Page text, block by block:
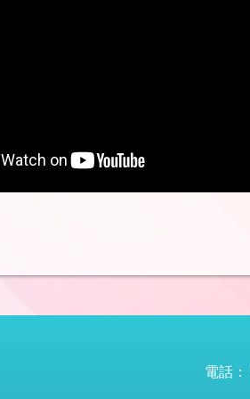
電話：